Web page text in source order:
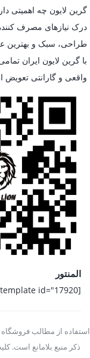
گرین لایون چه اهمیتی
درک نیازهای مصرف
طراحی، سبک و بهترین
با گرین لایون ایران
واقعی و گارانتی تعویض
المنتور
[elementor-template id="17920"]
استفاده از مطالب فروشگاه
ذکر منبع بلامانع است.